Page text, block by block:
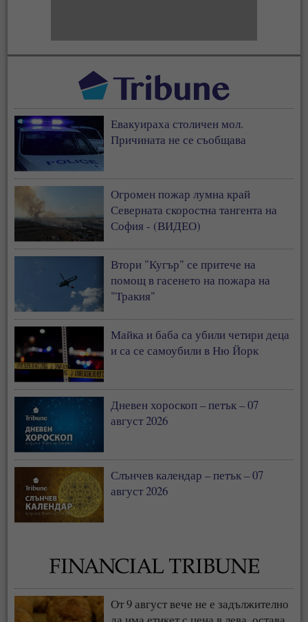
Евакуираха столичен мол.
Причината не се съобщава
Огромен пожар лумна край
Северната скоростна тангента на
София - (ВИДЕО)
Втори "Кугър" се притече на
помощ в гасенето на пожара на
"Тракия"
Майка и баба са убили четири деца
и са се самоубили в Ню Йорк
Дневен хороскоп – петък – 07
август 2026
Слънчев календар – петък – 07
август 2026
От 9 август вече не е задължително